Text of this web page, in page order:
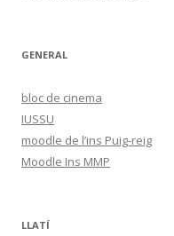
GENERAL
bloc de cinema
IUSSU
moodle de l’ins Puig-reig
Moodle Ins MMP
LLATÍ